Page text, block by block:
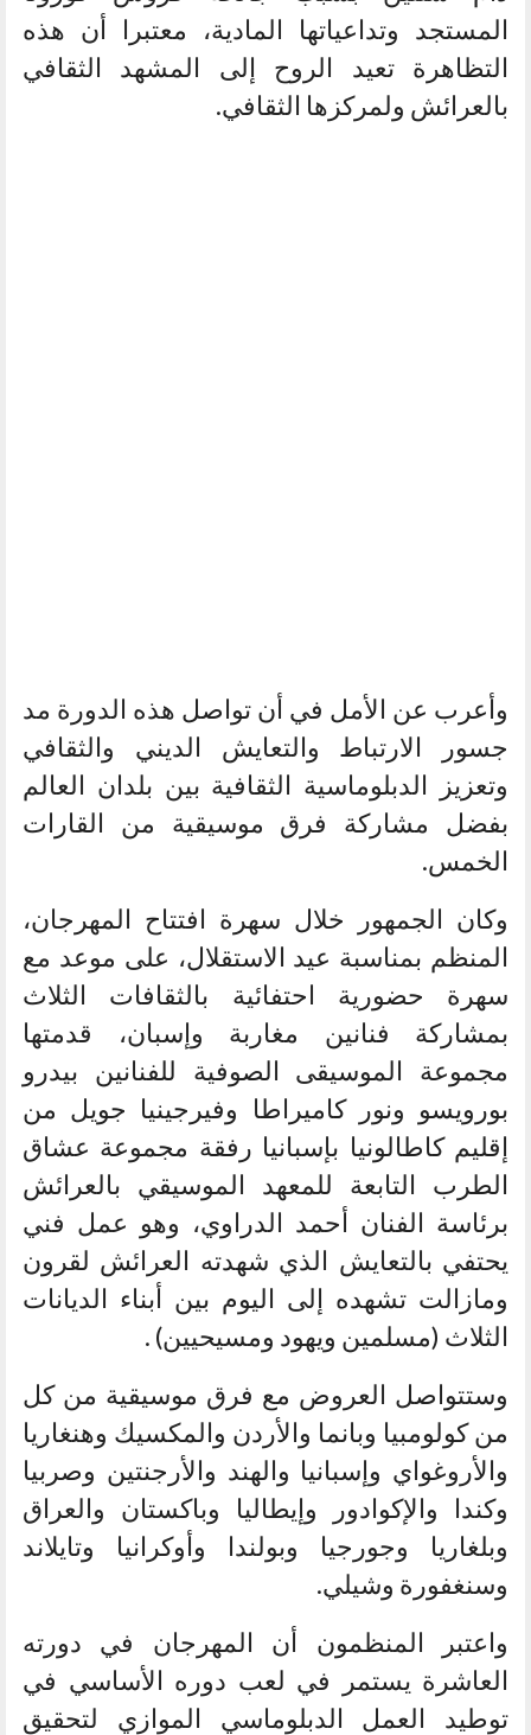
المستجد وتداعياتها المادية، معتبرا أن هذه
التظاهرة تعيد الروح إلى المشهد الثقافي
بالعرائش ولمركزها الثقافي.
وأعرب عن الأمل في أن تواصل هذه الدورة مد
جسور الارتباط والتعايش الديني والثقافي
وتعزيز الدبلوماسية الثقافية بين بلدان العالم
بفضل مشاركة فرق موسيقية من القارات
الخمس.
وكان الجمهور خلال سهرة افتتاح المهرجان،
المنظم بمناسبة عيد الاستقلال، على موعد مع
سهرة حضورية احتفائية بالثقافات الثلاث
بمشاركة فنانين مغاربة وإسبان، قدمتها
مجموعة الموسيقى الصوفية للفنانين بيدرو
بورويسو ونور كاميراطا وفيرجينيا جويل من
إقليم كاطالونيا بإسبانيا رفقة مجموعة عشاق
الطرب التابعة للمعهد الموسيقي بالعرائش
برئاسة الفنان أحمد الدراوي، وهو عمل فني
يحتفي بالتعايش الذي شهدته العرائش لقرون
ومازالت تشهده إلى اليوم بين أبناء الديانات
الثلاث (مسلمين ويهود ومسيحيين) .
وستتواصل العروض مع فرق موسيقية من كل
من كولومبيا وبانما والأردن والمكسيك وهنغاريا
والأروغواي وإسبانيا والهند والأرجنتين وصربيا
وكندا والإكوادور وإيطاليا وباكستان والعراق
وبلغاريا وجورجيا وبولندا وأوكرانيا وتايلاند
وسنغفورة وشيلي.
واعتبر المنظمون أن المهرجان في دورته
العاشرة يستمر في لعب دوره الأساسي في
توطيد العمل الدبلوماسي الموازي لتحقيق